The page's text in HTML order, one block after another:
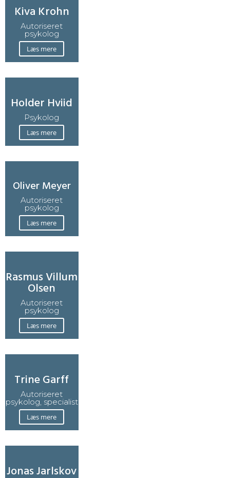
Kiva Krohn
Autoriseret
psykolog
Læs mere
Holder Hviid
Psykolog
Læs mere
Oliver Meyer
Autoriseret
psykolog
Læs mere
Rasmus Villum
Olsen
Autoriseret
psykolog
Læs mere
Trine Garff
Autoriseret
psykolog, specialist
Læs mere
Jonas Jarlskov